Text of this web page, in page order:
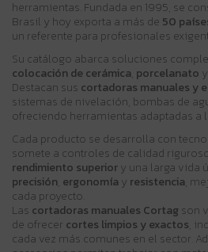
herramientas. Fundada en 1995, se
Brasil y hoy exporta a más de 50
un referente para profesionales
Su catálogo abarca soluciones
colocación de cerámica, porcelanato
Destacan sus cortadoras manuales y
sistemas de nivelación, bombas de
ofreciendo herramientas adaptadas a
Cada producto se desarrolla con
somete a controles de calidad
rendimiento superiory una larga vida
precisión, ergonomía y resistencia,
cada proyecto.
Las cortadoras manuales Cortag son
de ofrecer cortes limpios y exactos,
cada vez más comunes en el sector.